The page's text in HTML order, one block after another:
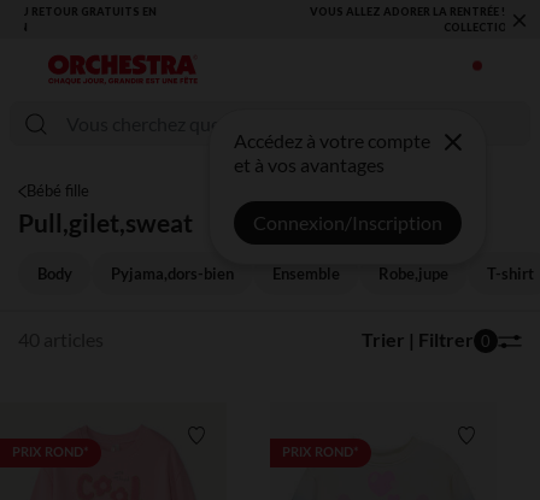
VOUS ALLEZ ADORER LA RENTRÉE ! DÉCOUVREZ LA NOUVELLE
×
Accédez à votre compte
et à vos avantages
Connexion/Inscription
Bébé fille
Pull,gilet,sweat
Body Pyjama,dors-bien Ensemble Robe,jupe T-shirt
Trier | Filtrer 0
PRIX ROND* Liste de souhaits
PRIX ROND*